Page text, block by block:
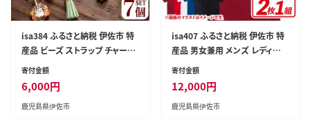
isa384 ふるさと納税 伊佐市 特
産品 ビーズ ストラップ チャーム
バッグチャーム ハンドメイド 贈
寄付金額
6,000円
鹿児島県伊佐市
isa407 ふるさと納税 伊佐市 特
産品 男女兼用 メンズ レディー
ス イベント お揃い 衣類 シャツ
ポーツ】
寄付金額
12,000円
鹿児島県伊佐市